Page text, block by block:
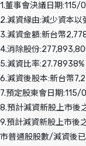
害關係人溝通
1.董事會決議日期
2.減資緣由:減少資本以
3.減資金額:新台幣
4.消除股份
5.減資比率:27.78938%
6.減資後股本:新台幣
7.預定股東會日期:115/
8.預計減資新股上市後
9.預計減資新股上市後
市普通股股數/減資後